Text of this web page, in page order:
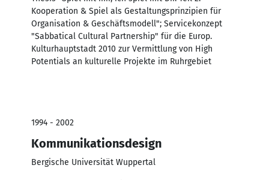
Kooperation & Spiel als Gestaltungsprinzipien für
Organisation & Geschäftsmodell"; Servicekonzept
"Sabbatical Cultural Partnership" für die Europ.
Kulturhauptstadt 2010 zur Vermittlung von High
Potentials an kulturelle Projekte im Ruhrgebiet
1994 - 2002
Kommunikationsdesign
Bergische Universität Wuppertal